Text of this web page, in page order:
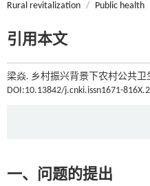
Rural revitalization / Public health
引用本文
梁焱. 乡村振兴背景下农村公共
DOI:10.13842/j.cnki.issn1671-
一、问题的提出